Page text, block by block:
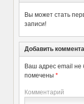
Вы может стать
записи!
Добавить
Ваш адрес email не
помечены *
Комментарий